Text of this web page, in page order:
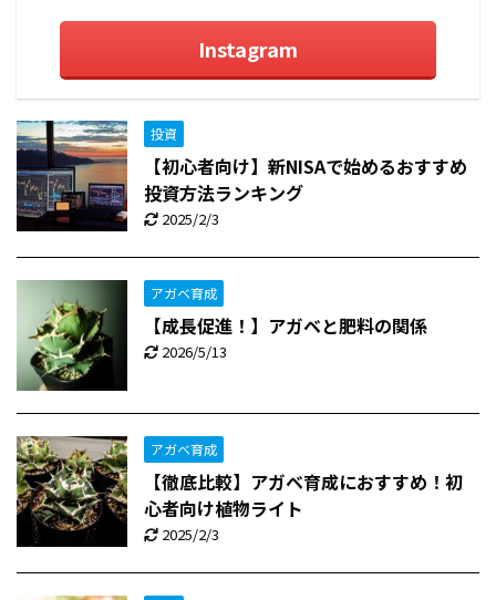
Instagram
投資
【初心者向け】新NISAで始めるおすすめ
投資方法ランキング
2025/2/3
アガベ育成
【成長促進！】アガベと肥料の関係
2026/5/13
アガベ育成
【徹底比較】アガベ育成におすすめ！初
心者向け植物ライト
2025/2/3